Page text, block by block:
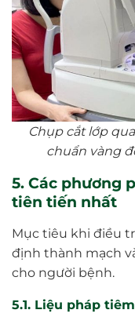
Chụp cắt lớp
chuẩn vàng
5. Các phương
tiên tiến nhất
Mục tiêu khi điều
định thành mạch
cho người bệnh.
5.1. Liệu pháp